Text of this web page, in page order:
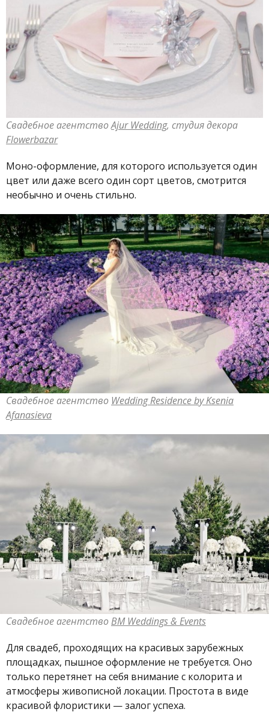
Свадебное агентствоAjur Wedding, студия декора
Flowerbazar
Моно-оформление, для которого используется один
цвет или даже всего один сорт цветов, смотрится
необычно и очень стильно.
Свадебное агентство Wedding Residence by Ksenia
Afanasieva
Свадебное агентствоBM Weddings & Events
Для свадеб, проходящих на красивых зарубежных
площадках, пышное оформление не требуется. Оно
только перетянет на себя внимание с колорита и
атмосферы живописной локации. Простота в виде
красивой флористики — залог успеха.